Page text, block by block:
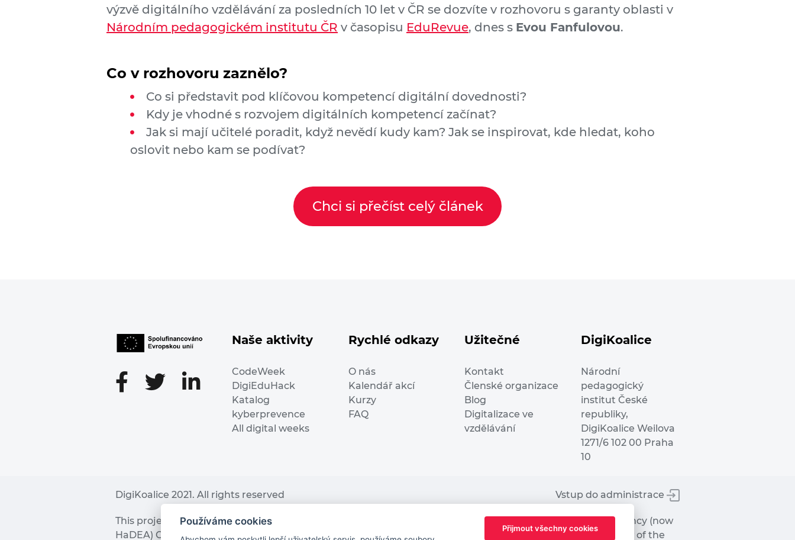
výzvě digitálního vzdělávání za posledních 10 let v ČR se dozvíte v rozhovoru s garanty oblasti v
Národním pedagogickém institutu ČR v časopisu EduRevue, dnes s Evou Fanfulovou.
Co v rozhovoru zaznělo?
Co si představit pod klíčovou kompetencí digitální dovednosti?
Kdy je vhodné s rozvojem digitálních kompetencí začínat?
Jak si mají učitelé poradit, když nevědí kudy kam? Jak se inspirovat, kde hledat, koho
oslovit nebo kam se podívat?
Chci si přečíst celý článek
Naše aktivity
CodeWeek
DigiEduHack
Katalog
kyberprevence
All digital weeks
Rychlé odkazy
O nás
Kalendář akcí
Kurzy
FAQ
Užitečné
Kontakt
Členské organizace
Blog
Digitalizace ve
vzdělávání
DigiKoalice
Národní
pedagogický
institut České
republiky,
DigiKoalice Weilova
1271/6 102 00 Praha
10
DigiKoalice 2021. All rights reserved Vstup do administrace
This project has received funding from the European Commission Innovation and Networks Executive Agency (now
HaDEA) CEF TELECOM Calls 2019. This website reflects only the author’s view. It does not represent the view of the
Používáme cookies
Přijmout všechny cookies